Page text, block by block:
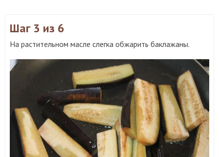
Шаг 3 из 6
На растительном масле слегка обжарить баклажаны.